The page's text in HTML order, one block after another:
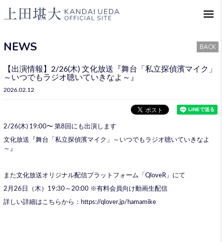
NEWS BACK
【出演情報】2/26(木) 文化放送『舞台「私立探偵濱マイク」
～いつでもラジオ聴いていきなよ～』
2026.02.12
2/26(木) 19:00〜 第8回にも出演します
文化放送『舞台「私立探偵濱マイク」～いつでもラジオ聴いていきなよ
～』
また文化放送オリジナル配信プラットフォーム「QloveR」にて
2月26日（木）19:30～20:00 ※有料会員向け動画生配信
詳しい詳細はこちらから： https://qlover.jp/hamamike